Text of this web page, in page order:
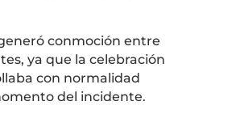
conmoción entre
ya que la celebración
con normalidad
del incidente.